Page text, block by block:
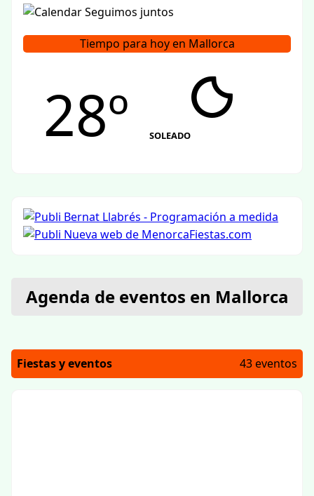
Tiempo para hoy en Mallorca
28º SOLEADO
Agenda de eventos en Mallorca
Fiestas y eventos 43 eventos